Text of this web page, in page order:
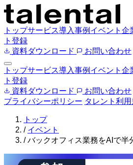
トップサービス導入事例 イベント 企
ト登録
資料ダウンロード
お問い合わせ
トップサービス導入事例 イベント 企
ト登録
資料ダウンロード
お問い合わせ
プライバシーポリシー タレント利用
トップ
/ イベント
/ バックオフィス業務をAIで半